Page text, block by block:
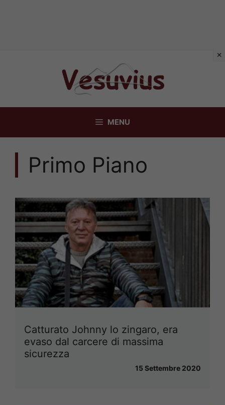
MENU
Primo Piano
Catturato Johnny lo zingaro, era
evaso dal carcere di massima
sicurezza
15 Settembre 2020